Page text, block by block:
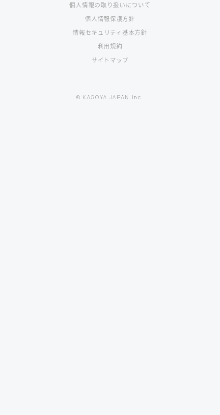
個人情報の取り扱いについて
個人情報保護方針
情報セキュリティ基本方針
利用規約
サイトマップ
© KAGOYA JAPAN Inc.